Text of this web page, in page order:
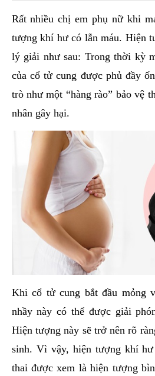
Rất nhiều chị em phụ nữ khi
tượng khí hư có lẫn máu. Hiện
lý giải như sau: Trong thời kỳ
của cổ tử cung được phủ đầy
trò như một “hàng rào” bảo vệ
nhân gây hại.
Khi cổ tử cung bắt đầu mỏng
nhầy này có thể được giải
Hiện tượng này sẽ trở nên rõ
sinh. Vì vậy, hiện tượng khí
thai được xem là hiện tượng